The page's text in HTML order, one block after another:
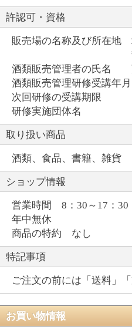
許認可・資格
販売場の名称及び所在
静岡県下田
酒類販売管理者の氏名
酒類販売管理研修受講年
次回研修の受講期限
研修実施団体名
取り扱い商品
酒類、食品、書籍、雑貨
ショップ情報
営業時間 8：30～17：30
年中無休
商品の特約 なし
特記事項
ご注文の前には「送料」
お買い物情報